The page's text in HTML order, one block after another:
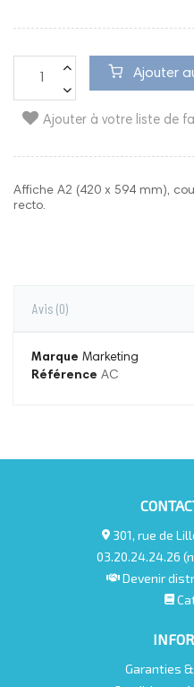
Ajouter
Ajouter à votre liste de
Affiche A2 (420 x 594 mm),
recto.
Avis (0)
Marque Marketing
Référence AC
301, rue de
03.20.24.24.26
Devenir
Garanties